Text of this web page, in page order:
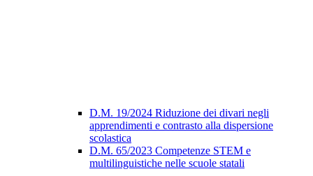
D.M. 19/2024 Riduzione dei divari negli
apprendimenti e contrasto alla dispersione
scolastica
D.M. 65/2023 Competenze STEM e
multilinguistiche nelle scuole statali